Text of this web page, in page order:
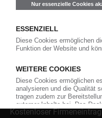
Alle Nachrichten
Technologie
Polymerpreise
Archiv
Wer-Bietet-Was?
Produktsuche
Kostenloser Firmeneintrag